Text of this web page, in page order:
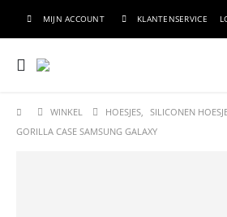
MIJN ACCOUNT KLANTENSERVICE
WINKEL HOESJES
SILICONEN
GORILLA CASE SAMSUNG GALAXY